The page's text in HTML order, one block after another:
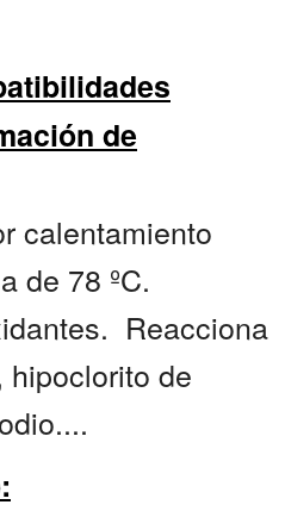
de
calentamiento
de 78 ºC.
Reacciona
de